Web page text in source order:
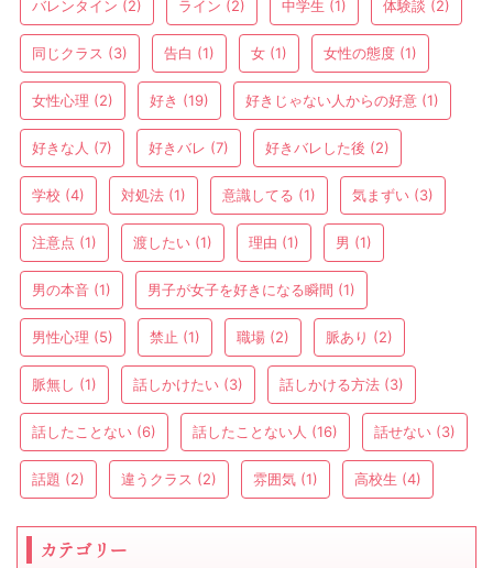
バレンタイン (2) ライン (2) 中学生 (1) 体験談 (2)
同じクラス (3) 告白 (1) 女 (1) 女性の態度 (1)
女性心理 (2) 好き (19) 好きじゃない人からの好意 (1)
好きな人 (7) 好きバレ (7) 好きバレした後 (2)
学校 (4) 対処法 (1) 意識してる (1) 気まずい (3)
注意点 (1) 渡したい (1) 理由 (1) 男 (1)
男の本音 (1) 男子が女子を好きになる瞬間 (1)
男性心理 (5) 禁止 (1) 職場 (2) 脈あり (2)
脈無し (1) 話しかけたい (3) 話しかける方法 (3)
話したことない (6) 話したことない人 (16) 話せない (3)
話題 (2) 違うクラス (2) 雰囲気 (1) 高校生 (4)
カテゴリー